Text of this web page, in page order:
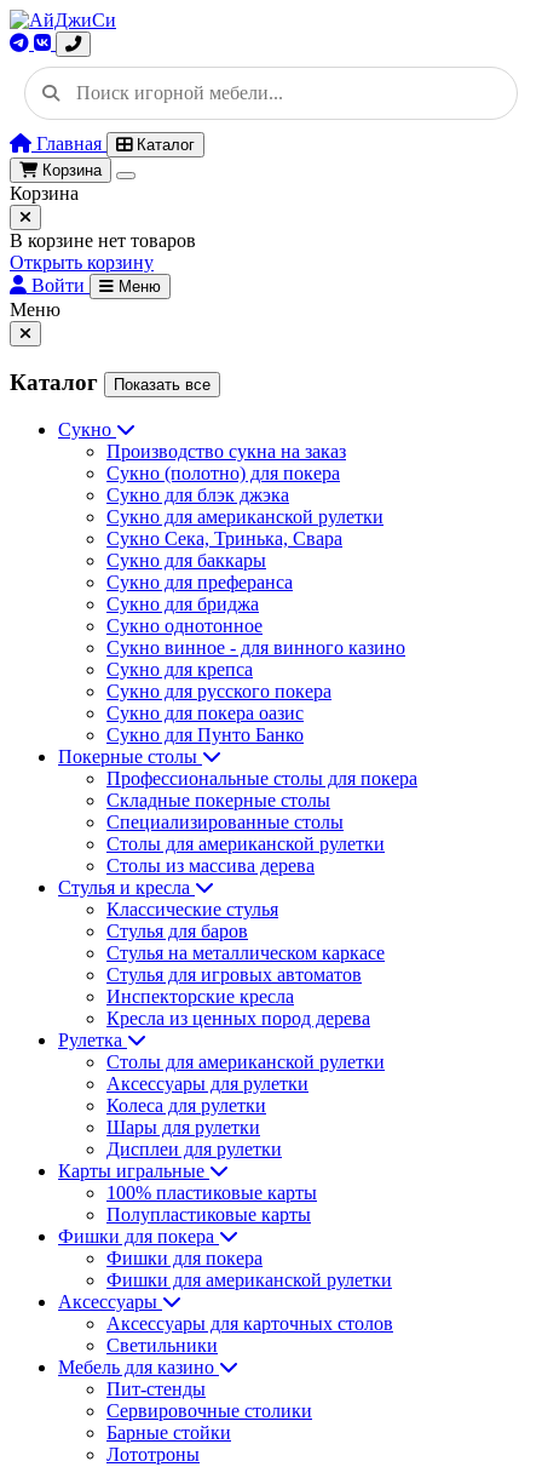
Главная
Каталог
Корзина
Корзина
В корзине нет товаров
Открыть корзину
Войти
Меню
Меню
Каталог Показать все
Сукно
Производство сукна на заказ
Сукно (полотно) для покера
Сукно для блэк джэка
Сукно для американской рулетки
Сукно Сека, Тринька, Свара
Сукно для баккары
Сукно для преферанса
Сукно для бриджа
Сукно однотонное
Сукно винное - для винного казино
Сукно для крепса
Сукно для русского покера
Сукно для покера оазис
Сукно для Пунто Банко
Покерные столы
Профессиональные столы для покера
Складные покерные столы
Специализированные столы
Столы для американской рулетки
Столы из массива дерева
Стулья и кресла
Классические стулья
Стулья для баров
Стулья на металлическом каркасе
Стулья для игровых автоматов
Инспекторские кресла
Кресла из ценных пород дерева
Рулетка
Столы для американской рулетки
Аксессуары для рулетки
Колеса для рулетки
Шары для рулетки
Дисплеи для рулетки
Карты игральные
100% пластиковые карты
Полупластиковые карты
Фишки для покера
Фишки для покера
Фишки для американской рулетки
Аксессуары
Аксессуары для карточных столов
Светильники
Мебель для казино
Пит-стенды
Сервировочные столики
Барные стойки
Лототроны